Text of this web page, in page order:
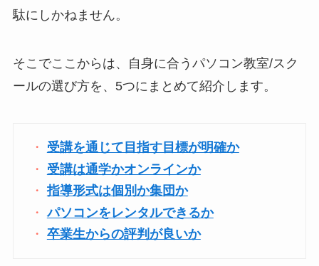
駄にしかねません。
そこでここからは、自身に合うパソコン教室/スク
ールの選び方を、5つにまとめて紹介します。
受講を通じて目指す目標が明確か
受講は通学かオンラインか
指導形式は個別か集団か
パソコンをレンタルできるか
卒業生からの評判が良いか